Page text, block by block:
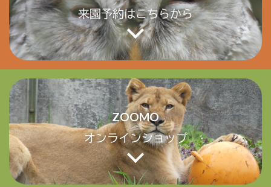
来園予約はこちらから
ZOOMO
オンラインショップ